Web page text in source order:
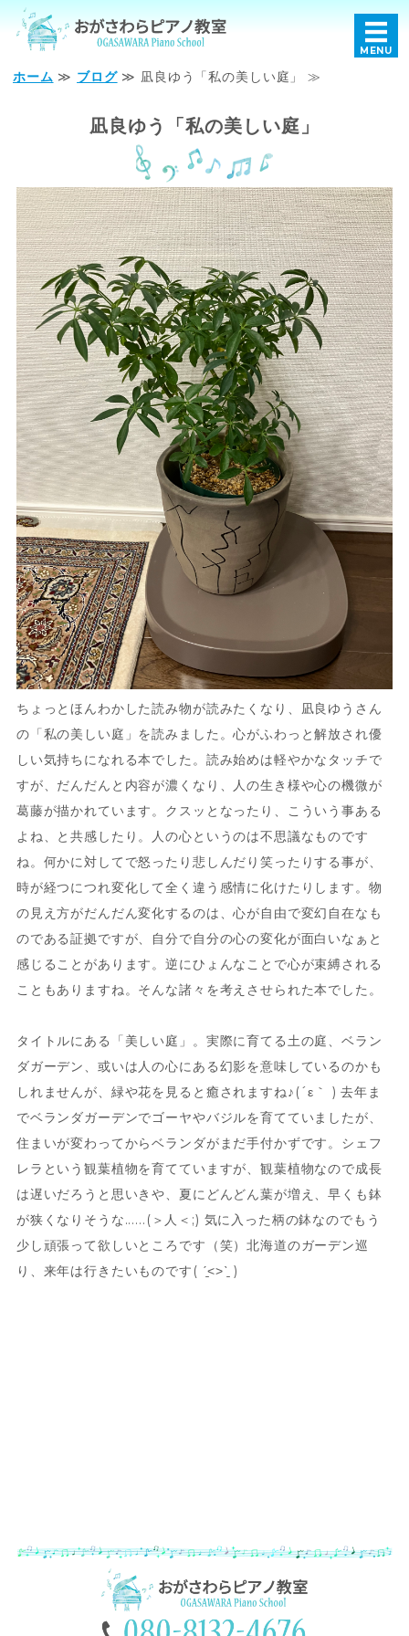
おがさわらピアノ教室
MENU
ホーム
レッスンについて
講師プロフィール
教室概要
お問い合わせ
ホーム ≫ ブログ≫ 凪良ゆう「私の美しい庭」 ≫
凪良ゆう「私の美しい庭」
ちょっとほんわかした読み物が読みたくなり、凪良ゆうさん
の「私の美しい庭」を読みました。心がふわっと解放され優
しい気持ちになれる本でした。読み始めは軽やかなタッチで
すが、だんだんと内容が濃くなり、人の生き様や心の機微が
葛藤が描かれています。クスッとなったり、こういう事ある
よね、と共感したり。人の心というのは不思議なものです
ね。何かに対してで怒ったり悲しんだり笑ったりする事が、
時が経つにつれ変化して全く違う感情に化けたりします。物
の見え方がだんだん変化するのは、心が自由で変幻自在なも
のである証拠ですが、自分で自分の心の変化が面白いなぁと
感じることがあります。逆にひょんなことで心が束縛される
こともありますね。そんな諸々を考えさせられた本でした。
タイトルにある「美しい庭」。実際に育てる土の庭、ベラン
ダガーデン、或いは人の心にある幻影を意味しているのかも
しれませんが、緑や花を見ると癒されますね♪(´ε｀ ) 去年ま
でベランダガーデンでゴーヤやバジルを育てていましたが、
住まいが変わってからベランダがまだ手付かずです。シェフ
レラという観葉植物を育てていますが、観葉植物なので成長
は遅いだろうと思いきや、夏にどんどん葉が増え、早くも鉢
が狭くなりそうな......(＞人＜;) 気に入った柄の鉢なのでもう
少し頑張って欲しいところです（笑）北海道のガーデン巡
り、来年は行きたいものです( ˊ̱˂˃ˋ̱ )